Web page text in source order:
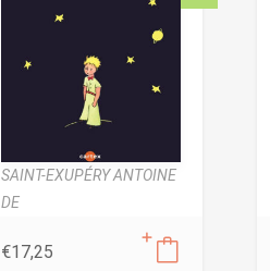
SAINT-EXUPÉRY ANTOINE
DE
€17,25